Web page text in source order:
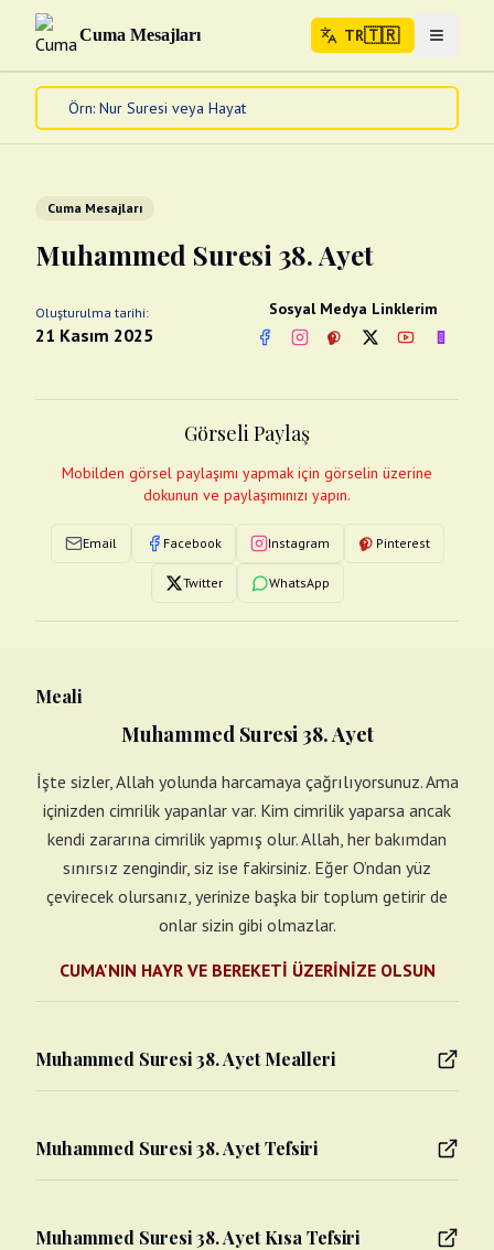
Cuma Mesajları TR🇹🇷 Menuyu
Ana Sayfa
Bayram Mesajları
Diğer
Abdest Videoları
Fotograflar
Cuma Mesajları
Muhammed Suresi 38. Ayet
Oluşturulma tarihi:
21 Kasım 2025
Sosyal Medya Linklerim
FacebookInstagram
PinterestTwitterYouTube
Görseli Paylaş
Mobilden görsel paylaşımı yapmak için görselin üzerine
dokunun ve paylaşımınızı yapın.
Email Facebook Instagram Pinterest
Twitter WhatsApp
Meali
Muhammed Suresi 38. Ayet
İşte sizler, Allah yolunda harcamaya çağrılıyorsunuz. Ama
içinizden cimrilik yapanlar var. Kim cimrilik yaparsa ancak
kendi zararına cimrilik yapmış olur. Allah, her bakımdan
sınırsız zengindir, siz ise fakirsiniz. Eğer O’ndan yüz
çevirecek olursanız, yerinize başka bir toplum getirir de
onlar sizin gibi olmazlar.
CUMA'NIN HAYR VE BEREKETİ ÜZERİNİZE OLSUN
Muhammed Suresi 38. Ayet Mealleri
Muhammed Suresi 38. Ayet Tefsiri
Muhammed Suresi 38. Ayet Kısa Tefsiri